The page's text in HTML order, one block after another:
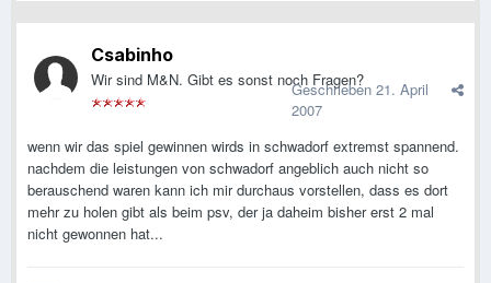
Csabinho
Wir sind M&N. Gibt es sonst noch Fragen?
Geschrieben 21. April
2007
wenn wir das spiel gewinnen wirds in schwadorf extremst spannend.
nachdem die leistungen von schwadorf angeblich auch nicht so
berauschend waren kann ich mir durchaus vorstellen, dass es dort
mehr zu holen gibt als beim psv, der ja daheim bisher erst 2 mal
nicht gewonnen hat...